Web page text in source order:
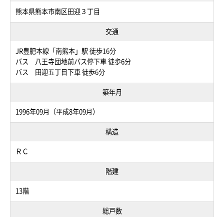
熊本県熊本市南区田迎３丁目
交通
JR豊肥本線「南熊本」駅 徒歩16分
バス 八王寺団地前バス停下車 徒歩6分
バス 田迎五丁目下車 徒歩6分
築年月
1996年09月（平成8年09月）
構造
ＲＣ
階建
13階
総戸数